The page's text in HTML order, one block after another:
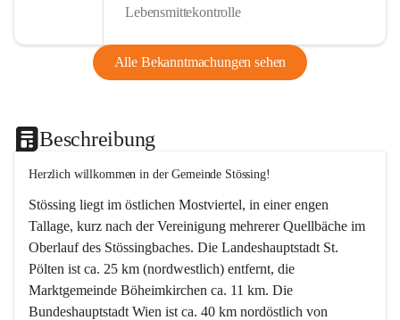
Lebensmittekontrolle
Alle Bekanntmachungen sehen
Beschreibung
Herzlich willkommen in der Gemeinde Stössing!
Stössing liegt im östlichen Mostviertel, in einer engen
Tallage, kurz nach der Vereinigung mehrerer Quellbäche im
Oberlauf des Stössingbaches. Die Landeshauptstadt St.
Pölten ist ca. 25 km (nordwestlich) entfernt, die
Marktgemeinde Böheimkirchen ca. 11 km. Die
Bundeshauptstadt Wien ist ca. 40 km nordöstlich von